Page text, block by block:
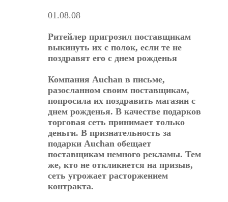
01.08.08
Ритейлер пригрозил поставщикам
выкинуть их с полок, если те не
поздравят его с днем рожденья
Компания Auchan в письме,
разосланном своим поставщикам,
попросила их поздравить магазин с
днем рожденья. В качестве подарков
торговая сеть принимает только
деньги. В признательность за
подарки Auchan обещает
поставщикам немного рекламы. Тем
же, кто не откликнется на призыв,
сеть угрожает расторжением
контракта.